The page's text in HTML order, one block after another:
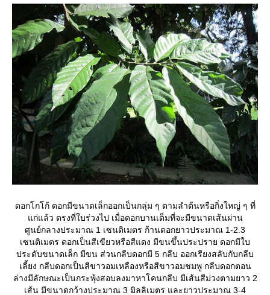
ดอกโกโก้ ดอกมีขนาดเล็กออกเป็นกลุ่ม ๆ ตามลำต้นหรือกิ่งใหญ่ ๆ ที่
ก่แล้ว ตรงที่ใบร่วงไป เมื่อดอกบานเต็มที่จะมีขนาดเส้นผ่าน
ศูนย์กลางประมาณ 1 เซนติเมตร ก้านดอกยาวประมาณ 1-2.3
เซนติเมตร ดอกเป็นสีเขียวหรือสีแดง มีขนขึ้นประปราย ดอกมีใบ
ประดับขนาดเล็ก มีขน ส่วนกลีบดอกมี 5 กลีบ ออกเรียงสลับกับกลีบ
เลี้ยง กลีบดอกเป็นสีขาวอมเหลืองหรือสีขาวอมชมพู กลีบดอกตอน
ล่างมีลักษณะเป็นกระพุ้งสอบลงมาหาโคนกลีบ มีเส้นสีม่วงตามยาว 2
เส้น มีขนาดกว้างประมาณ 3 มิลลิเมตร และยาวประมาณ 3-4